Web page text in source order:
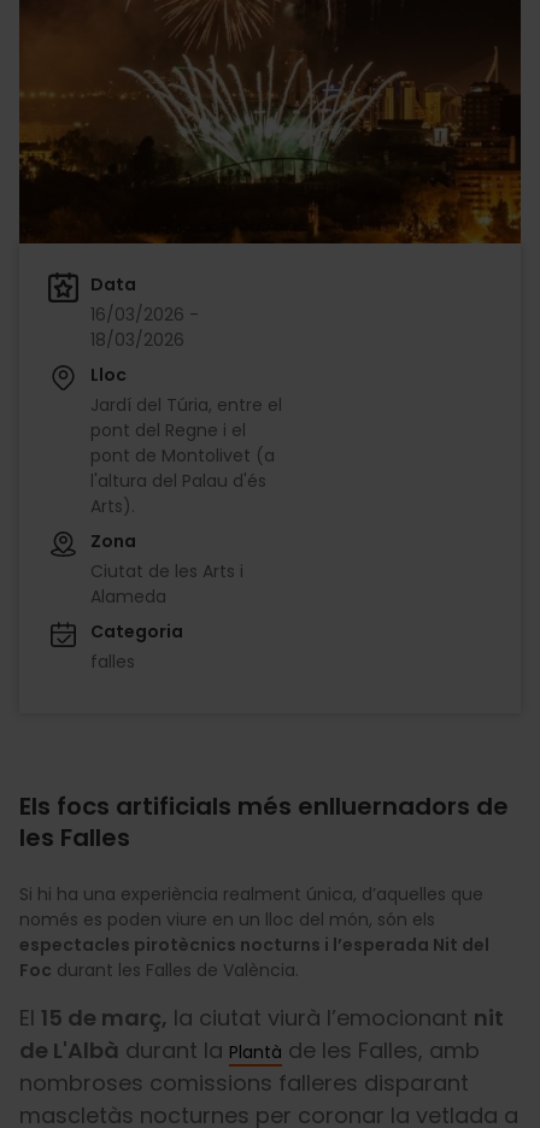
Data
16/03/2026 -
18/03/2026
Lloc
Jardí del Túria, entre el
pont del Regne i el
pont de Montolivet (a
l'altura del Palau d'és
Arts).
Zona
Ciutat de les Arts i
Alameda
Categoria
falles
Els focs artificials més enlluernadors de
les Falles
Si hi ha una experiència realment única, d’aquelles que
només es poden viure en un lloc del món, són els
espectacles pirotècnics nocturns i l’esperada Nit del
Foc durant les Falles de València.
El 15 de març, la ciutat viurà l’emocionant nit
de L'Albà durant la Plantà de les Falles, amb
nombroses comissions falleres disparant
mascletàs nocturnes per coronar la vetlada a